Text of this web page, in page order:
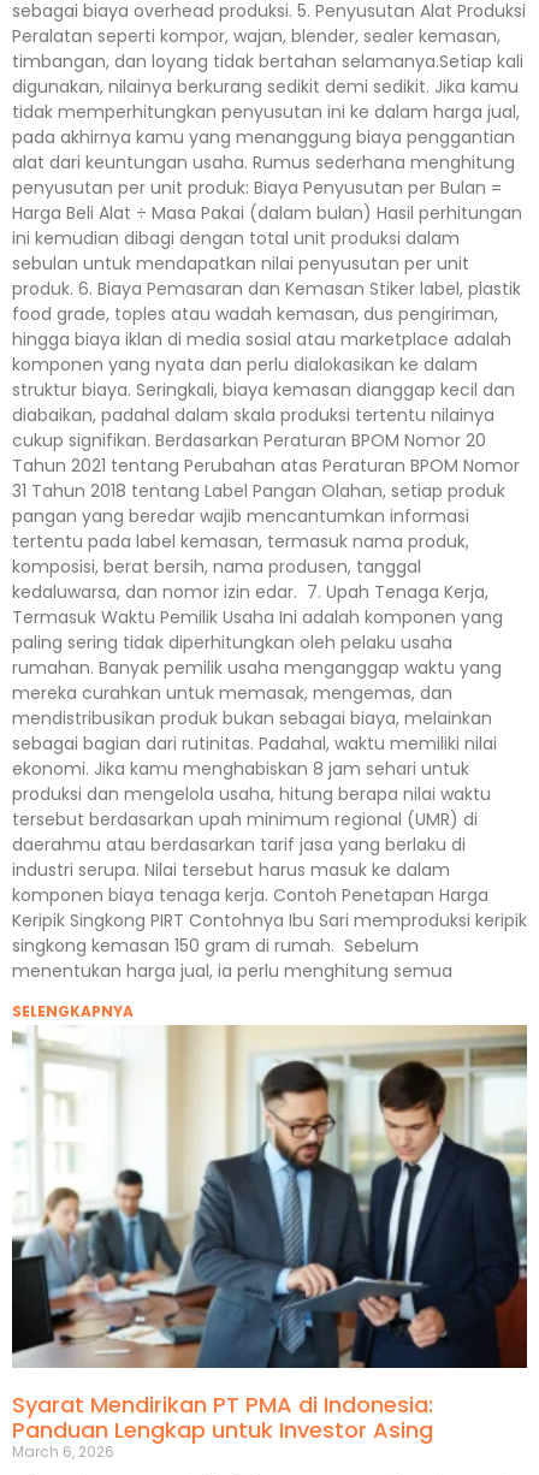
sebagai biaya overhead produksi. 5. Penyusutan Alat Produksi
Peralatan seperti kompor, wajan, blender, sealer kemasan,
timbangan, dan loyang tidak bertahan selamanya.Setiap kali
digunakan, nilainya berkurang sedikit demi sedikit. Jika kamu
tidak memperhitungkan penyusutan ini ke dalam harga jual,
pada akhirnya kamu yang menanggung biaya penggantian
alat dari keuntungan usaha. Rumus sederhana menghitung
penyusutan per unit produk: Biaya Penyusutan per Bulan =
Harga Beli Alat ÷ Masa Pakai (dalam bulan) Hasil perhitungan
ini kemudian dibagi dengan total unit produksi dalam
sebulan untuk mendapatkan nilai penyusutan per unit
produk. 6. Biaya Pemasaran dan Kemasan Stiker label, plastik
food grade, toples atau wadah kemasan, dus pengiriman,
hingga biaya iklan di media sosial atau marketplace adalah
komponen yang nyata dan perlu dialokasikan ke dalam
struktur biaya. Seringkali, biaya kemasan dianggap kecil dan
diabaikan, padahal dalam skala produksi tertentu nilainya
cukup signifikan. Berdasarkan Peraturan BPOM Nomor 20
Tahun 2021 tentang Perubahan atas Peraturan BPOM Nomor
31 Tahun 2018 tentang Label Pangan Olahan, setiap produk
pangan yang beredar wajib mencantumkan informasi
tertentu pada label kemasan, termasuk nama produk,
komposisi, berat bersih, nama produsen, tanggal
kedaluwarsa, dan nomor izin edar. 7. Upah Tenaga Kerja,
Termasuk Waktu Pemilik Usaha Ini adalah komponen yang
paling sering tidak diperhitungkan oleh pelaku usaha
rumahan. Banyak pemilik usaha menganggap waktu yang
mereka curahkan untuk memasak, mengemas, dan
mendistribusikan produk bukan sebagai biaya, melainkan
sebagai bagian dari rutinitas. Padahal, waktu memiliki nilai
ekonomi. Jika kamu menghabiskan 8 jam sehari untuk
produksi dan mengelola usaha, hitung berapa nilai waktu
tersebut berdasarkan upah minimum regional (UMR) di
daerahmu atau berdasarkan tarif jasa yang berlaku di
industri serupa. Nilai tersebut harus masuk ke dalam
komponen biaya tenaga kerja. Contoh Penetapan Harga
Keripik Singkong PIRT Contohnya Ibu Sari memproduksi keripik
singkong kemasan 150 gram di rumah. Sebelum
menentukan harga jual, ia perlu menghitung semua
SELENGKAPNYA
Syarat Mendirikan PT PMA di Indonesia:
Panduan Lengkap untuk Investor Asing
March 6, 2026